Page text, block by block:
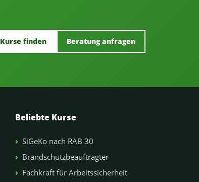
Kurse finden Beratung anfragen
Beliebte Kurse
SiGeKo nach RAB 30
Brandschutzbeauftragter
Fachkraft für Arbeitssicherheit